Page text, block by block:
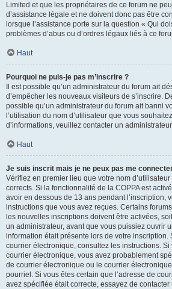
Limited et que les propriétaires de ce forum ne
d’assistance légale et ne doivent donc pas être
lorsque l’assistance porte sur la question « Qui
problèmes d’abus ou d’ordres légaux liés à ce
Haut
Pourquoi ne puis-je pas m’inscrire ?
Il est possible qu’un administrateur du forum ait
d’empêcher les nouveaux visiteurs de s’inscrire.
possible qu’un administrateur du forum ait banni
l’utilisation du nom d’utilisateur que vous
d’informations, veuillez contacter un
Haut
Je suis inscrit mais je ne peux pas me
Vérifiez en premier lieu que votre nom
corrects. Si la fonctionnalité de la COPPA est
avoir en dessous de 13 ans pendant l’inscription,
instructions que vous avez reçues. Certains
les nouvelles inscriptions doivent être activées,
un administrateur, avant que vous puissiez ouvrir
information était présente lors de votre inscription.
courrier électronique, consultez les instructions.
courrier électronique, vous avez probablement
de courrier électronique ou le courrier
pourriel. Si vous êtes certain que l’adresse de
avez spécifiée était correcte, essayez de